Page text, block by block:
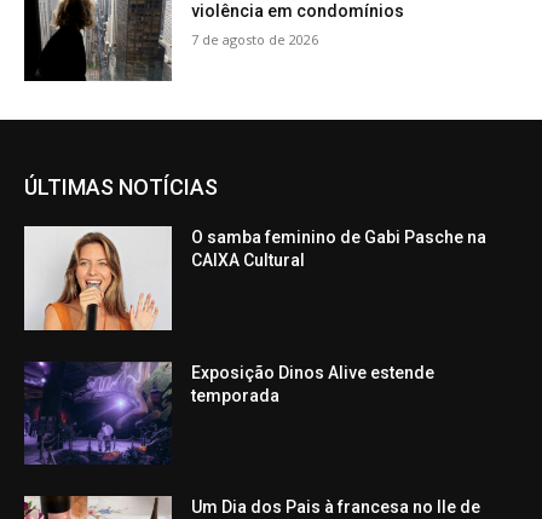
violência em condomínios
7 de agosto de 2026
ÚLTIMAS NOTÍCIAS
O samba feminino de Gabi Pasche na
CAIXA Cultural
Exposição Dinos Alive estende
temporada
Um Dia dos Pais à francesa no Ile de